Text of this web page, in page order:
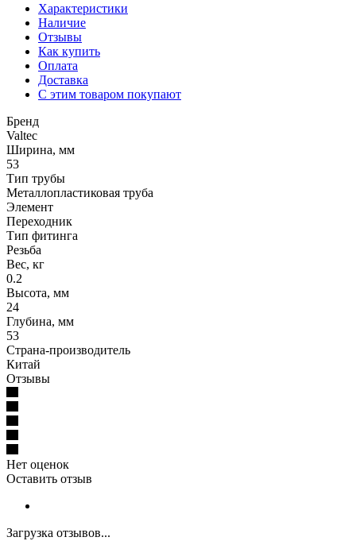
Характеристики
Наличие
Отзывы
Как купить
Оплата
Доставка
С этим товаром покупают
Бренд
Valtec
Ширина, мм
53
Тип трубы
Металлопластиковая труба
Элемент
Переходник
Тип фитинга
Резьба
Вес, кг
0.2
Высота, мм
24
Глубина, мм
53
Страна-производитель
Китай
Отзывы
Нет оценок
Оставить отзыв
Загрузка отзывов...